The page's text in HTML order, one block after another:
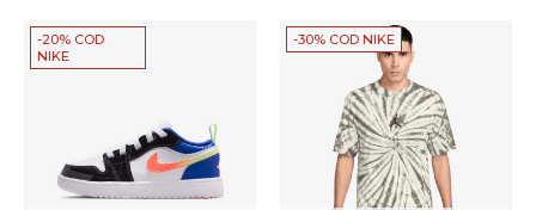
-20% COD
NIKE
-30% COD NIKE